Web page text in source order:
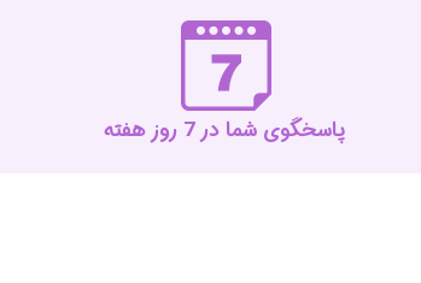
پاسخگوی شما در 7 روز هفته